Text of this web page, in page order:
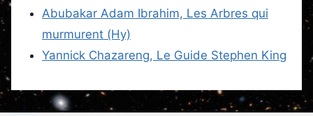
Abubakar Adam Ibrahim, Les Arbres qui
murmurent (Hy)
Yannick Chazareng, Le Guide Stephen King